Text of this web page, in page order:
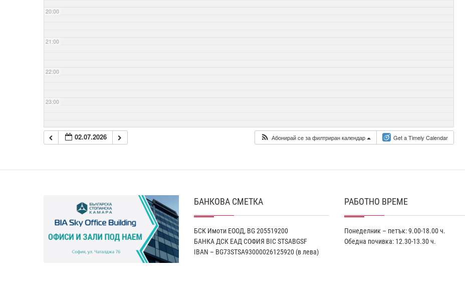
20:00
21:00
22:00
23:00
02.07.2026 Абонирай се за филтриран календар Get a Timely Calendar
БАНКОВА СМЕТКА
БСК Имоти ЕООД, BG 205519200
БАНКА ДСК EАД СОФИЯ BIC STSABGSF
IBAN – BG73STSA93000026125920 (в лева)
РАБОТНО ВРЕМЕ
Понеделник – петък: 9.00-18.00 ч.
Обедна почивка: 12.30-13.30 ч.